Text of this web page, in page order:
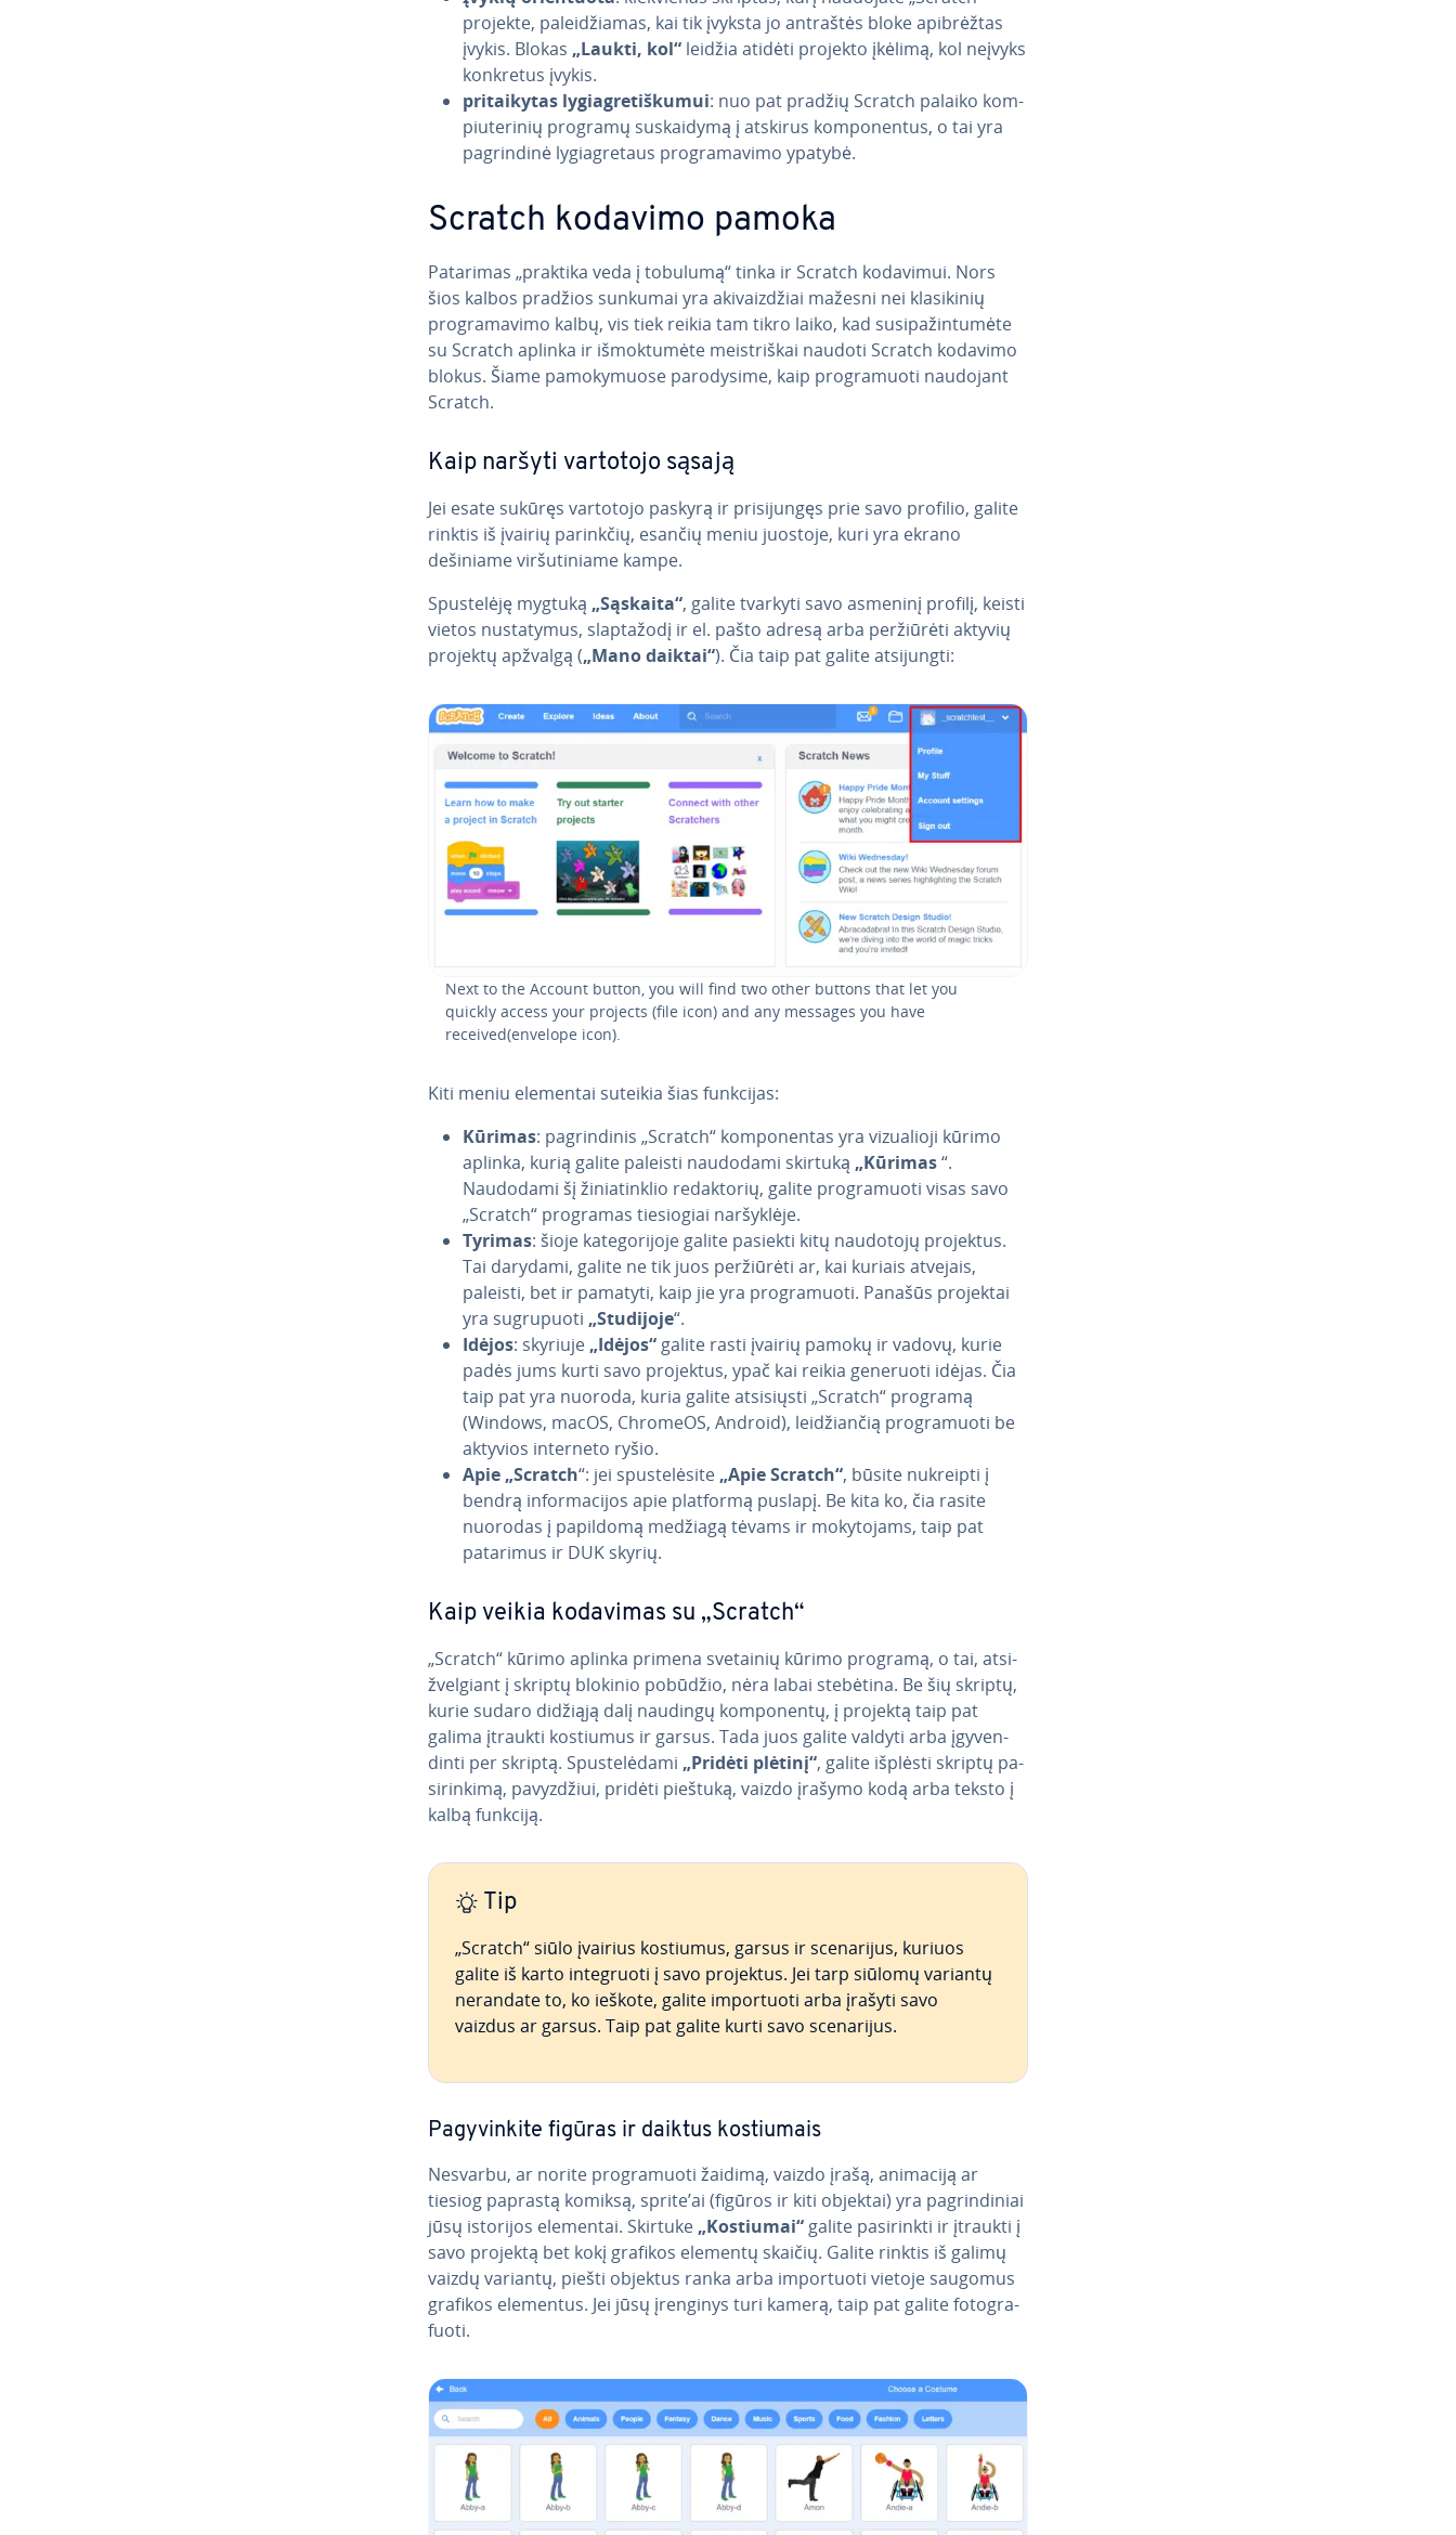
projekte, pa­lei­džia­mas, kai tik įvyksta jo antraštės bloke api­brėž­tas
įvykis. Blokas „Laukti, kol“ leidžia atidėti projekto įkėlimą, kol neįvyks
konkretus įvykis.
pri­tai­ky­tas ly­gia­gre­tiš­ku­mui: nuo pat pradžių Scratch palaiko kom­
piu­te­ri­nių programų su­skai­dy­mą į atskirus kom­po­nen­tus, o tai yra
pag­rin­di­nė ly­gia­gre­taus prog­ra­ma­vi­mo ypatybė.
Scratch kodavimo pamoka
Patarimas „praktika veda į tobulumą“ tinka ir Scratch kodavimui. Nors
šios kalbos pradžios sunkumai yra aki­vaiz­džiai mažesni nei kla­si­ki­nių
prog­ra­ma­vi­mo kalbų, vis tiek reikia tam tikro laiko, kad su­si­pa­žin­tu­mė­te
su Scratch aplinka ir iš­mok­tu­mė­te meis­triš­kai naudoti Scratch kodavimo
blokus. Šiame pa­mo­ky­muo­se pa­ro­dy­si­me, kaip prog­ra­muo­ti naudojant
Scratch.
Kaip naršyti vartotojo sąsają
Jei esate sukūręs vartotojo paskyrą ir pri­si­jun­gęs prie savo profilio, galite
rinktis iš įvairių parinkčių, esančių meniu juostoje, kuri yra ekrano
dešiniame vir­šu­ti­nia­me kampe.
Spus­te­lė­ję mygtuką „Sąskaita“, galite tvarkyti savo asmeninį profilį, keisti
vietos nu­sta­ty­mus, slap­ta­žo­dį ir el. pašto adresą arba per­žiū­rė­ti aktyvių
projektų apžvalgą („Mano daiktai“). Čia taip pat galite at­si­jung­ti:
Next to the Account button, you will find two other buttons that let you
quickly access your projects (file icon) and any messages you have
received(envelope icon).
Kiti meniu elementai suteikia šias funkcijas:
Kūrimas: pag­rin­di­nis „Scratch“ kom­po­nen­tas yra vi­zu­a­lio­ji kūrimo
aplinka, kurią galite paleisti naudodami skirtuką „Kūrimas“.
Naudodami šį ži­nia­tink­lio re­dak­to­rių, galite prog­ra­muo­ti visas savo
„Scratch“ programas tie­sio­giai nar­šyk­lė­je.
Tyrimas: šioje ka­te­go­ri­jo­je galite pasiekti kitų naudotojų projektus.
Tai darydami, galite ne tik juos per­žiū­rė­ti ar, kai kuriais atvejais,
paleisti, bet ir pamatyti, kaip jie yra prog­ra­muo­ti. Panašūs projektai
yra su­gru­puo­ti „Studijoje“.
Idėjos: skyriuje „Idėjos“ galite rasti įvairių pamokų ir vadovų, kurie
padės jums kurti savo projektus, ypač kai reikia generuoti idėjas. Čia
taip pat yra nuoroda, kuria galite at­si­siųs­ti „Scratch“ programą
(Windows, macOS, ChromeOS, Android), lei­džian­čią prog­ra­muo­ti be
aktyvios interneto ryšio.
Apie „Scratch“: jei spus­te­lė­si­te „Apie Scratch“, būsite nukreipti į
bendrą in­for­ma­ci­jos apie platformą puslapį. Be kita ko, čia rasite
nuorodas į papildomą medžiagą tėvams ir mo­ky­to­jams, taip pat
patarimus ir DUK skyrių.
Kaip veikia kodavimas su „Scratch“
„Scratch“ kūrimo aplinka primena svetainių kūrimo programą, o tai, at­si­
žvel­giant į skriptų blokinio pobūdžio, nėra labai stebėtina. Be šių skriptų,
kurie sudaro didžiąją dalį naudingų kom­po­nen­tų, į projektą taip pat
galima įtraukti kostiumus ir garsus. Tada juos galite valdyti arba įgy­ven­
din­ti per skriptą. Spus­te­lė­da­mi „Pridėti plėtinį“, galite išplėsti skriptų pa­
si­rin­ki­mą, pa­vyz­džiui, pridėti pieštuką, vaizdo įrašymo kodą arba teksto į
kalbą funkciją.
Tip
„Scratch“ siūlo įvairius kostiumus, garsus ir sce­na­ri­jus, kuriuos
galite iš karto in­te­gruo­ti į savo projektus. Jei tarp siūlomų variantų
nerandate to, ko ieškote, galite im­por­tuo­ti arba įrašyti savo
vaizdus ar garsus. Taip pat galite kurti savo sce­na­ri­jus.
Pa­gy­vin­ki­te figūras ir daiktus kos­tiu­mais
Nesvarbu, ar norite prog­ra­muo­ti žaidimą, vaizdo įrašą, animaciją ar
tiesiog paprastą komiksą, sprite’ai (figūros ir kiti objektai) yra pag­rin­di­niai
jūsų istorijos elementai. Skirtuke „Kostiumai“ galite pa­si­rink­ti ir įtraukti į
savo projektą bet kokį grafikos elementų skaičių. Galite rinktis iš galimų
vaizdų variantų, piešti objektus ranka arba im­por­tuo­ti vietoje saugomus
grafikos elementus. Jei jūsų įrenginys turi kamerą, taip pat galite fo­to­gra­
fuo­ti.